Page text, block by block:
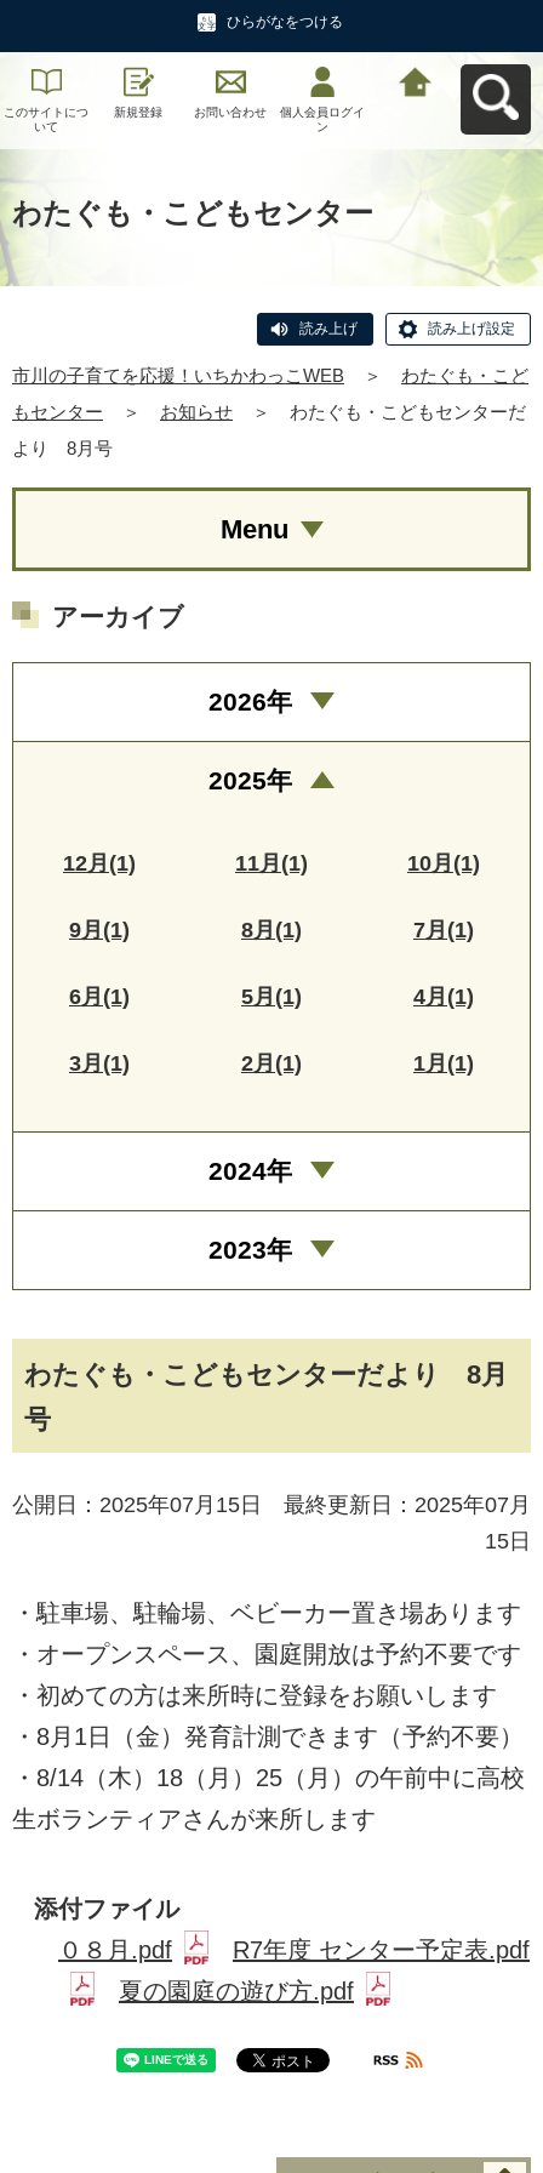
ひらがなをつける
このサイトにつ
いて
新規登録 お問い合わせ
個人会員ログイ
ン
わたぐも・こどもセンター
読み上げ 読み上げ設定
市川の子育てを応援！いちかわっこWEB ＞
わたぐも・こど
もセンター
＞ お知らせ ＞
わたぐも・こどもセンターだ
より 8月号
わたぐも・こどもセンターだより 8月
号
公開日：2025年07月15日 最終更新日：2025年07月
15日
・駐車場、駐輪場、ベビーカー置き場あります
・オープンスペース、園庭開放は予約不要です
・初めての方は来所時に登録をお願いします
・8月1日（金）発育計測できます（予約不要）
・8/14（木）18（月）25（月）の午前中に高校
生ボランティアさんが来所します
添付ファイル
０８月.pdf
R7年度 センター予定表.pdf
夏の園庭の遊び方.pdf
Menu
アーカイブ
2026年
2025年
12月(1) 11月(1) 10月(1)
9月(1) 8月(1) 7月(1)
6月(1) 5月(1) 4月(1)
3月(1) 2月(1) 1月(1)
2024年
2023年